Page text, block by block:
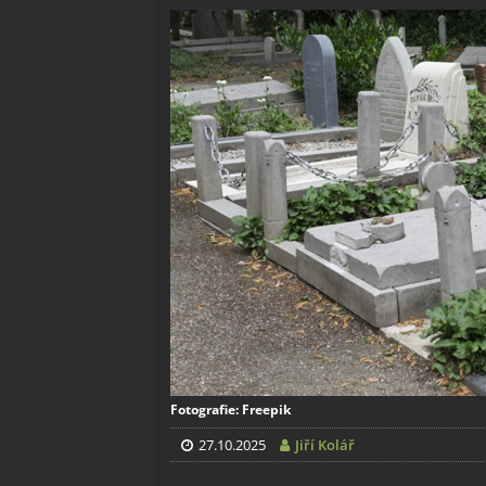
Fotografie: Freepik
27.10.2025 Jiří Kolář